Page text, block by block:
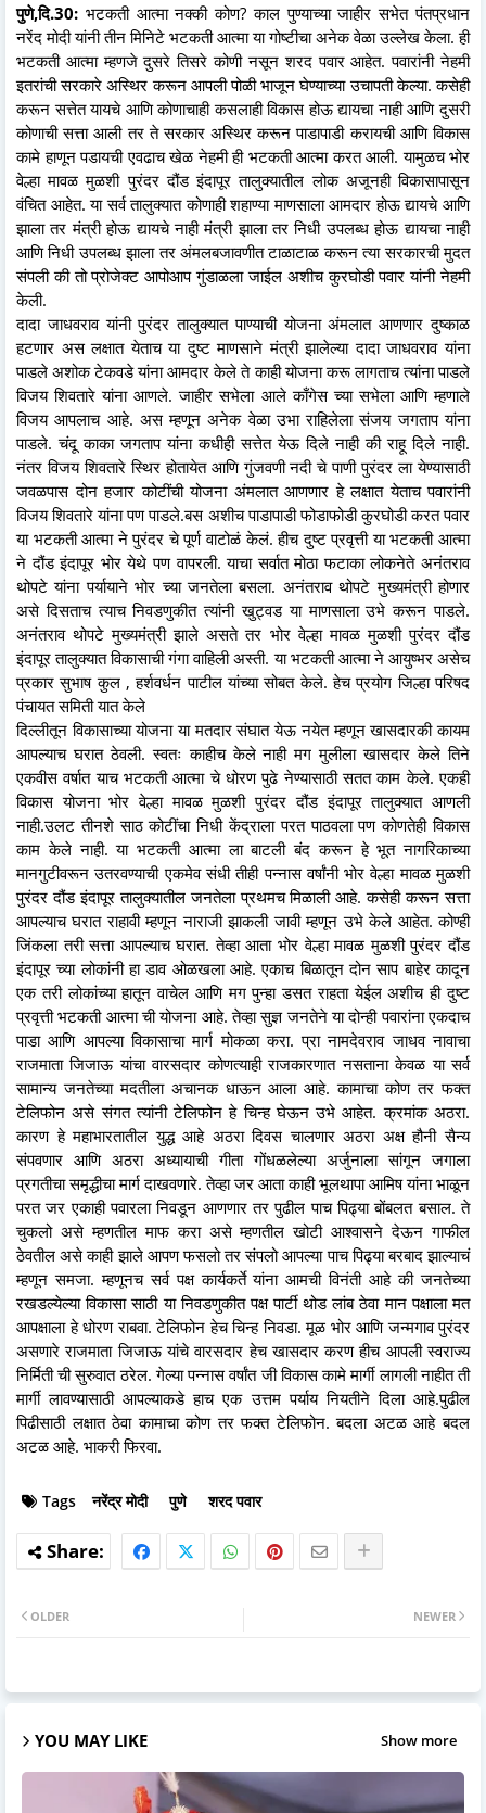
पुणे,दि.30: भटकती आत्मा नक्की कोण? काल पुण्याच्या जाहीर सभेत पंतप्रधान
नरेंद मोदी यांनी तीन मिनिटे भटकती आत्मा या गोष्टीचा अनेक वेळा उल्लेख केला. ही
भटकती आत्मा म्हणजे दुसरे तिसरे कोणी नसून शरद पवार आहेत. पवारांनी नेहमी
इतरांची सरकारे अस्थिर करून आपली पोळी भाजून घेण्याच्या उचापती केल्या. कसेही
करून सत्तेत यायचे आणि कोणाचाही कसलाही विकास होऊ द्यायचा नाही आणि दुसरी
कोणाची सत्ता आली तर ते सरकार अस्थिर करून पाडापाडी करायची आणि विकास
कामे हाणून पडायची एवढाच खेळ नेहमी ही भटकती आत्मा करत आली. यामुळच भोर
वेल्हा मावळ मुळशी पुरंदर दौंड इंदापूर तालुक्यातील लोक अजूनही विकासापासून
वंचित आहेत. या सर्व तालुक्यात कोणाही शहाण्या माणसाला आमदार होऊ द्यायचे आणि
झाला तर मंत्री होऊ द्यायचे नाही मंत्री झाला तर निधी उपलब्ध होऊ द्यायचा नाही
आणि निधी उपलब्ध झाला तर अंमलबजावणीत टाळाटाळ करून त्या सरकारची मुदत
संपली की तो प्रोजेक्ट आपोआप गुंडाळला जाईल अशीच कुरघोडी पवार यांनी नेहमी
केली.
दादा जाधवराव यांनी पुरंदर तालुक्यात पाण्याची योजना अंमलात आणणार दुष्काळ
हटणार अस लक्षात येताच या दुष्ट माणसाने मंत्री झालेल्या दादा जाधवराव यांना
पाडले अशोक टेकवडे यांना आमदार केले ते काही योजना करू लागताच त्यांना पाडले
विजय शिवतारे यांना आणले. जाहीर सभेला आले काँगेस च्या सभेला आणि म्हणाले
विजय आपलाच आहे. अस म्हणून अनेक वेळा उभा राहिलेला संजय जगताप यांना
पाडले. चंदू काका जगताप यांना कधीही सत्तेत येऊ दिले नाही की राहू दिले नाही.
नंतर विजय शिवतारे स्थिर होतायेत आणि गुंजवणी नदी चे पाणी पुरंदर ला येण्यासाठी
जवळपास दोन हजार कोटींची योजना अंमलात आणणार हे लक्षात येताच पवारांनी
विजय शिवतारे यांना पण पाडले.बस अशीच पाडापाडी फोडाफोडी कुरघोडी करत पवार
या भटकती आत्मा ने पुरंदर चे पूर्ण वाटोळं केलं. हीच दुष्ट प्रवृत्ती या भटकती आत्मा
ने दौंड इंदापूर भोर येथे पण वापरली. याचा सर्वात मोठा फटाका लोकनेते अनंतराव
थोपटे यांना पर्यायाने भोर च्या जनतेला बसला. अनंतराव थोपटे मुख्यमंत्री होणार
असे दिसताच त्याच निवडणुकीत त्यांनी खुट्वड या माणसाला उभे करून पाडले.
अनंतराव थोपटे मुख्यमंत्री झाले असते तर भोर वेल्हा मावळ मुळशी पुरंदर दौंड
इंदापूर तालुक्यात विकासाची गंगा वाहिली अस्ती. या भटकती आत्मा ने आयुष्भर असेच
प्रकार सुभाष कुल , हर्शवर्धन पाटील यांच्या सोबत केले. हेच प्रयोग जिल्हा परिषद
पंचायत समिती यात केले
दिल्लीतून विकासाच्या योजना या मतदार संघात येऊ नयेत म्हणून खासदारकी कायम
आपल्याच घरात ठेवली. स्वतः काहीच केले नाही मग मुलीला खासदार केले तिने
एकवीस वर्षात याच भटकती आत्मा चे धोरण पुढे नेण्यासाठी सतत काम केले. एकही
विकास योजना भोर वेल्हा मावळ मुळशी पुरंदर दौंड इंदापूर तालुक्यात आणली
नाही.उलट तीनशे साठ कोटींचा निधी केंद्राला परत पाठवला पण कोणतेही विकास
काम केले नाही. या भटकती आत्मा ला बाटली बंद करून हे भूत नागरिकाच्या
मानगुटीवरून उतरवण्याची एकमेव संधी तीही पन्नास वर्षांनी भोर वेल्हा मावळ मुळशी
पुरंदर दौंड इंदापूर तालुक्यातील जनतेला प्रथमच मिळाली आहे. कसेही करून सत्ता
आपल्याच घरात राहावी म्हणून नाराजी झाकली जावी म्हणून उभे केले आहेत. कोण्ही
जिंकला तरी सत्ता आपल्याच घरात. तेव्हा आता भोर वेल्हा मावळ मुळशी पुरंदर दौंड
इंदापूर च्या लोकांनी हा डाव ओळखला आहे. एकाच बिळातून दोन साप बाहेर कादून
एक तरी लोकांच्या हातून वाचेल आणि मग पुन्हा डसत राहता येईल अशीच ही दुष्ट
प्रवृत्ती भटकती आत्मा ची योजना आहे. तेव्हा सुज्ञ जनतेने या दोन्ही पवारांना एकदाच
पाडा आणि आपल्या विकासाचा मार्ग मोकळा करा. प्रा नामदेवराव जाधव नावाचा
राजमाता जिजाऊ यांचा वारसदार कोणत्याही राजकारणात नसताना केवळ या सर्व
सामान्य जनतेच्या मदतीला अचानक धाऊन आला आहे. कामाचा कोण तर फक्त
टेलिफोन असे संगत त्यांनी टेलिफोन हे चिन्ह घेऊन उभे आहेत. क्रमांक अठरा.
कारण हे महाभारतातील युद्ध आहे अठरा दिवस चालणार अठरा अक्ष हौनी सैन्य
संपवणार आणि अठरा अध्यायाची गीता गोंधळलेल्या अर्जुनाला सांगून जगाला
प्रगतीचा समृद्धीचा मार्ग दाखवणारे. तेव्हा जर आता काही भूलथापा आमिष यांना भाळून
परत जर एकाही पवारला निवडून आणणार तर पुढील पाच पिढ्या बोंबलत बसाल. ते
चुकलो असे म्हणतील माफ करा असे म्हणतील खोटी आश्वासने देऊन गाफील
ठेवतील असे काही झाले आपण फसलो तर संपलो आपल्या पाच पिढ्या बरबाद झाल्याचं
म्हणून समजा. म्हणूनच सर्व पक्ष कार्यकर्ते यांना आमची विनंती आहे की जनतेच्या
रखडल्येल्या विकासा साठी या निवडणुकीत पक्ष पार्टी थोड लांब ठेवा मान पक्षाला मत
आपक्षाला हे धोरण राबवा. टेलिफोन हेच चिन्ह निवडा. मूळ भोर आणि जन्मगाव पुरंदर
असणारे राजमाता जिजाऊ यांचे वारसदार हेच खासदार करण हीच आपली स्वराज्य
निर्मिती ची सुरुवात ठरेल. गेल्या पन्नास वर्षांत जी विकास कामे मार्गी लागली नाहीत ती
मार्गी लावण्यासाठी आपल्याकडे हाच एक उत्तम पर्याय नियतीने दिला आहे.पुढील
पिढीसाठी लक्षात ठेवा कामाचा कोण तर फक्त टेलिफोन. बदला अटळ आहे बदल
अटळ आहे. भाकरी फिरवा.
Tags नरेंद्र मोदी पुणे शरद पवार
NEWER
OLDER
YOU MAY LIKE Show more